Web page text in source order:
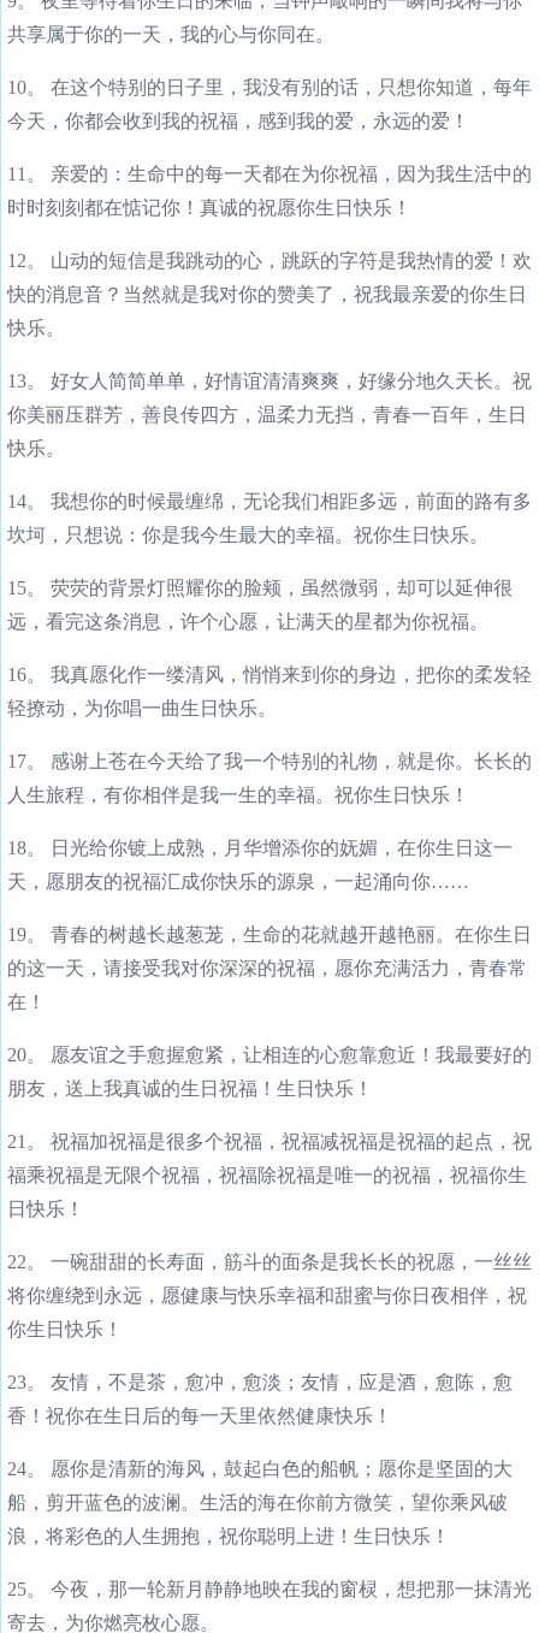
共享属于你的一天，我的心与你同在。
10。 在这个特别的日子里，我没有别的话，只想你知道，每年
今天，你都会收到我的祝福，感到我的爱，永远的爱！
11。 亲爱的：生命中的每一天都在为你祝福，因为我生活中的
时时刻刻都在惦记你！真诚的祝愿你生日快乐！
12。 山动的短信是我跳动的心，跳跃的字符是我热情的爱！欢
快的消息音？当然就是我对你的赞美了，祝我最亲爱的你生日
快乐。
13。 好女人简简单单，好情谊清清爽爽，好缘分地久天长。祝
你美丽压群芳，善良传四方，温柔力无挡，青春一百年，生日
快乐。
14。 我想你的时候最缠绵，无论我们相距多远，前面的路有多
坎坷，只想说：你是我今生最大的幸福。祝你生日快乐。
15。 荧荧的背景灯照耀你的脸颊，虽然微弱，却可以延伸很
远，看完这条消息，许个心愿，让满天的星都为你祝福。
16。 我真愿化作一缕清风，悄悄来到你的身边，把你的柔发轻
轻撩动，为你唱一曲生日快乐。
17。 感谢上苍在今天给了我一个特别的礼物，就是你。长长的
人生旅程，有你相伴是我一生的幸福。祝你生日快乐！
18。 日光给你镀上成熟，月华增添你的妩媚，在你生日这一
天，愿朋友的祝福汇成你快乐的源泉，一起涌向你……
19。 青春的树越长越葱茏，生命的花就越开越艳丽。在你生日
的这一天，请接受我对你深深的祝福，愿你充满活力，青春常
在！
20。 愿友谊之手愈握愈紧，让相连的心愈靠愈近！我最要好的
朋友，送上我真诚的生日祝福！生日快乐！
21。 祝福加祝福是很多个祝福，祝福减祝福是祝福的起点，祝
福乘祝福是无限个祝福，祝福除祝福是唯一的祝福，祝福你生
日快乐！
22。 一碗甜甜的长寿面，筋斗的面条是我长长的祝愿，一丝丝
将你缠绕到永远，愿健康与快乐幸福和甜蜜与你日夜相伴，祝
你生日快乐！
23。 友情，不是茶，愈冲，愈淡；友情，应是酒，愈陈，愈
香！祝你在生日后的每一天里依然健康快乐！
24。 愿你是清新的海风，鼓起白色的船帆；愿你是坚固的大
船，剪开蓝色的波澜。生活的海在你前方微笑，望你乘风破
浪，将彩色的人生拥抱，祝你聪明上进！生日快乐！
25。 今夜，那一轮新月静静地映在我的窗棂，想把那一抹清光
寄去，为你燃亮枚心愿。